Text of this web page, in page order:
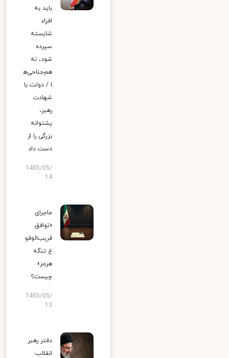
باید به
افراد
شایسته
سپرده
شود، نه
هم‌جناحی‌ه
ا / دولت با
شهادت
رهبر،
پشتوانه
بزرگی را از
دست داد
1405/05/
14
ماجرای
«توافق
قریب‌الوقو
ع تنگه
هرمز»
چیست؟
1405/05/
13
دفتر رهبر
انقلاب: